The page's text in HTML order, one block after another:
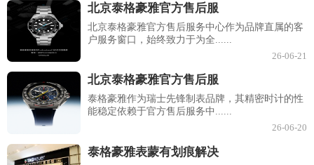
北京泰格豪雅官方售后服
北京泰格豪雅官方售后服务中心作为品牌直属的客
户服务窗口，始终致力于为全......
26-06-21
北京泰格豪雅官方售后服
泰格豪雅作为瑞士先锋制表品牌，其精密时计的性
能稳定依赖于官方售后服务中......
26-06-20
泰格豪雅表蒙有划痕解决